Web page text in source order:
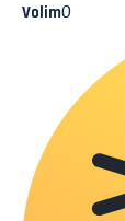
Volim0